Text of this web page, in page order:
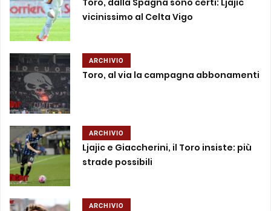
Toro, dalla Spagna sono certi: Ljajic
vicinissimo al Celta Vigo
ARCHIVIO
Toro, al via la campagna abbonamenti
ARCHIVIO
Ljajic e Giaccherini, il Toro insiste: più
strade possibili
ARCHIVIO